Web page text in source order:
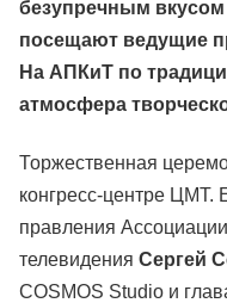
безупречным
посещают ведущие
На АПКиТ по
атмосфера
Торжественная
конгресс-центре ЦМТ.
правления
телевидения Сергей
COSMOS Studio и